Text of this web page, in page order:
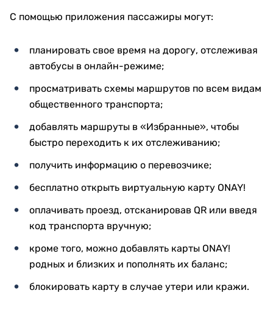
С помощью приложения пассажиры могут:
планировать свое время на дорогу, отслеживая
автобусы в онлайн-режиме;
просматривать схемы маршрутов по всем видам
общественного транспорта;
добавлять маршруты в «Избранные», чтобы
быстро переходить к их отслеживанию;
получить информацию о перевозчике;
бесплатно открыть виртуальную карту ONAY!
оплачивать проезд, отсканировав QR или введя
код транспорта вручную;
кроме того, можно добавлять карты ONAY!
родных и близких и пополнять их баланс;
блокировать карту в случае утери или кражи.